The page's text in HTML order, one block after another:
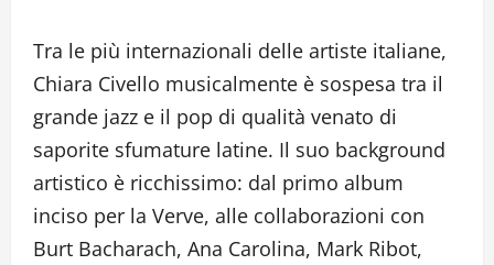
Tra le più internazionali delle artiste italiane,
Chiara Civello musicalmente è sospesa tra il
grande jazz e il pop di qualità venato di
saporite sfumature latine. Il suo background
artistico è ricchissimo: dal primo album
inciso per la Verve, alle collaborazioni con
Burt Bacharach, Ana Carolina, Mark Ribot,